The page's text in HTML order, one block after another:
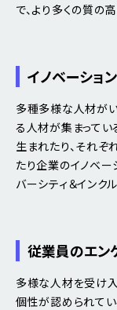
で、より多くの質の
イノベーショ
多種多様な人材が
る人材が集まってい
生まれたり、それ
たり企業のイノベー
バーシティ＆インク
従業員のエン
多様な人材を受け
個性が認められて